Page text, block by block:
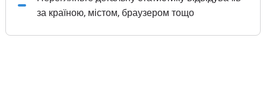
за країною, містом, браузером тощо